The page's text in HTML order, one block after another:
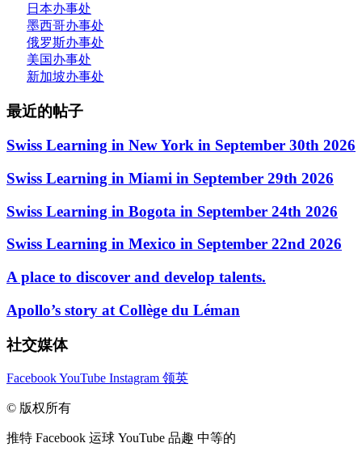
日本办事处
墨西哥办事处
俄罗斯办事处
美国办事处
新加坡办事处
最近的帖子
Swiss Learning in New York in September 30th 2026
Swiss Learning in Miami in September 29th 2026
Swiss Learning in Bogota in September 24th 2026
Swiss Learning in Mexico in September 22nd 2026
A place to discover and develop talents.
Apollo’s story at Collège du Léman
社交媒体
FacebookYouTube Instagram 领英
© 版权所有
推特 Facebook 运球 YouTube 品趣 中等的